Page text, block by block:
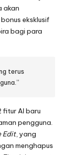
akan
eksklusif
bagi para
terus
fitur AI baru
pengguna.
Edit, yang
menghapus